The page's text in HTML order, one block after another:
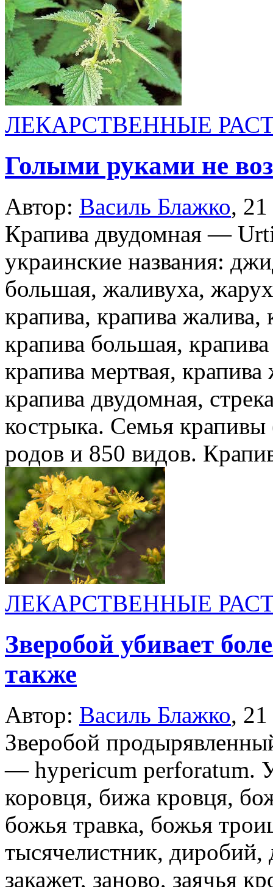
ЛЕКАРСТВЕННЫЕ
Голыми руками не
Автор: Василь Блажко,
Крапива двудомная —
украинские названия:
большая, жаливуха,
крапива, крапива
крапива большая,
крапива мертвая,
крапива двудомная,
кострыка. Семья крапивы
родов и 850 видов.
ЛЕКАРСТВЕННЫЕ
Зверобой убивает
также
Автор: Василь Блажко,
Зверобой
— hypericum perforatum.
коровця, бижа кровця,
божья травка, божья
тысячелистник,
закажет, заново, заячья